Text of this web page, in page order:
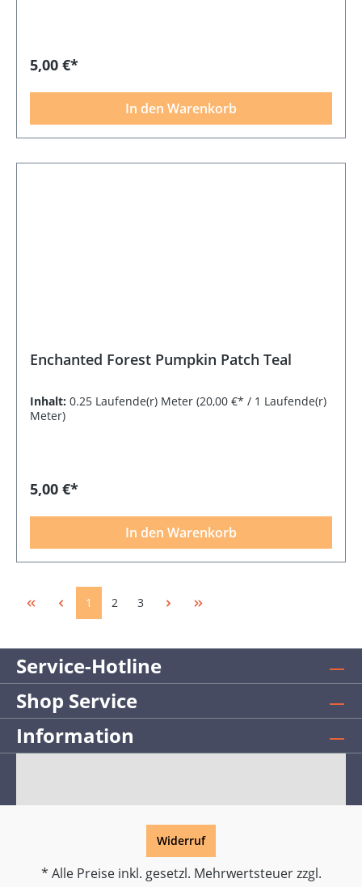
5,00 €*
In den Warenkorb
Enchanted Forest Pumpkin Patch Teal
Inhalt: 0.25 Laufende(r) Meter (20,00 €* / 1 Laufende(r)
Meter)
5,00 €*
In den Warenkorb
1 2 3
Service-Hotline
Shop Service
Information
Widerruf
* Alle Preise inkl. gesetzl. Mehrwertsteuer zzgl.